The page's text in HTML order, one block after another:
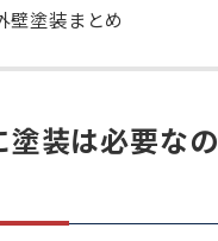
壁塗装まとめ
塗装は必要なの